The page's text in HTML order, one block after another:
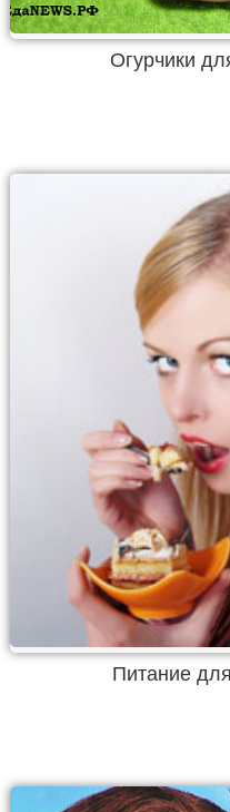
Огурчики
Питание